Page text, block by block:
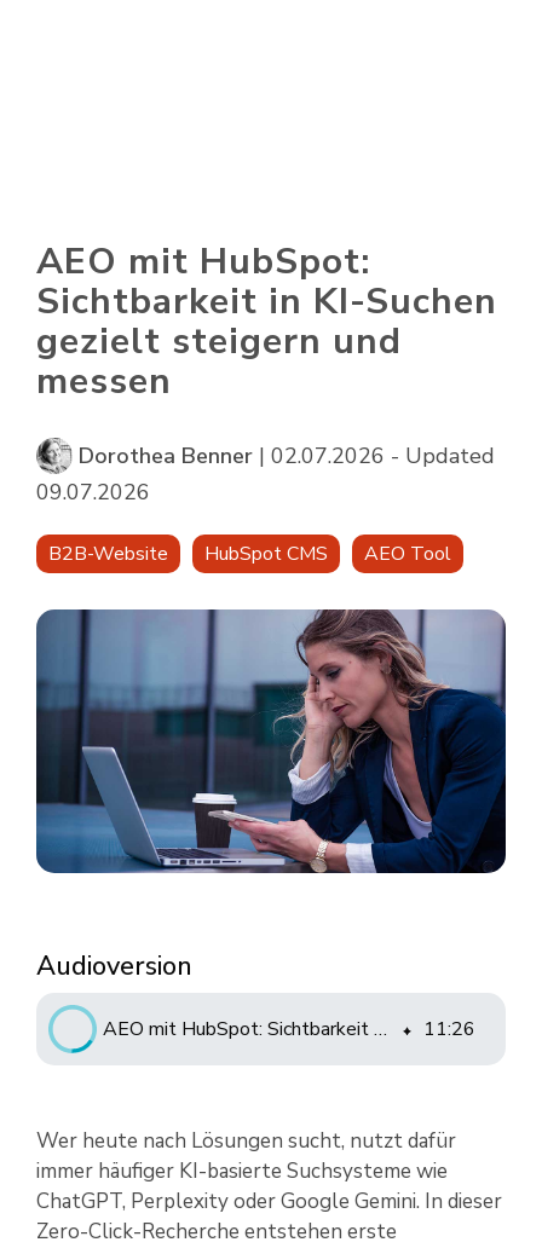
AEO mit HubSpot:
Sichtbarkeit in KI-Suchen
gezielt steigern und
messen
Dorothea Benner | 02.07.2026 - Updated
09.07.2026
B2B-Website HubSpot CMS AEO Tool
Audioversion
AEO mit HubSpot: Sichtbarkeit in KI-Suchen gezielt steigern und messen 11:26
Wer heute nach Lösungen sucht, nutzt dafür
immer häufiger KI-basierte Suchsysteme wie
ChatGPT, Perplexity oder Google Gemini. In dieser
Zero-Click-Recherche entstehen erste